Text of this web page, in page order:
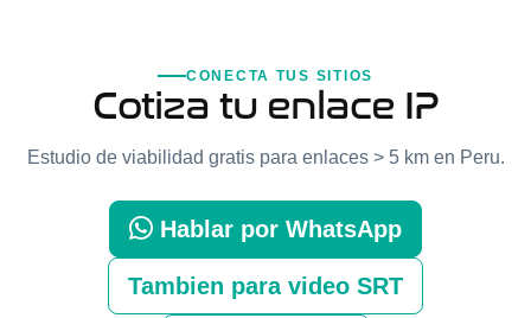
CONECTA TUS SITIOS
Cotiza tu enlace IP
Estudio de viabilidad gratis para enlaces > 5 km en Peru.
Hablar por WhatsApp
Tambien para video SRT